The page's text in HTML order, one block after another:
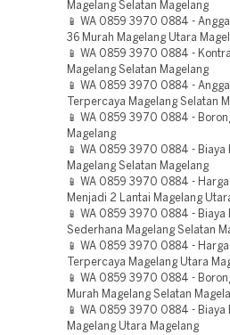
Magelang Selatan Magelang
📱 WA 0859 3970 0884 -
36 Murah Magelang Utara
📱 WA 0859 3970 0884 -
Magelang Selatan Magelang
📱 WA 0859 3970 0884 -
Terpercaya Magelang Selatan
📱 WA 0859 3970 0884 -
Magelang
📱 WA 0859 3970 0884 -
Magelang Selatan Magelang
📱 WA 0859 3970 0884 -
Menjadi 2 Lantai Magelang
📱 WA 0859 3970 0884 - Biaya
Sederhana Magelang Selatan
📱 WA 0859 3970 0884 -
Terpercaya Magelang Utara
📱 WA 0859 3970 0884 -
Murah Magelang Selatan
📱 WA 0859 3970 0884 -
Magelang Utara Magelang